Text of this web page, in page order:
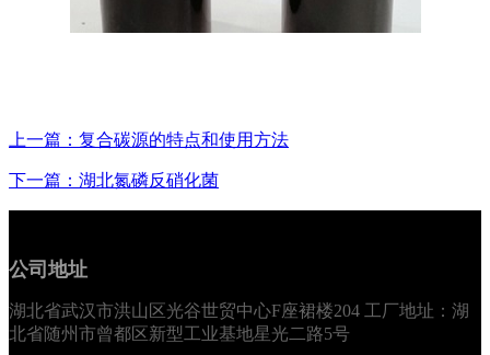
上一篇：复合碳源的特点和使用方法
下一篇：湖北氮磷反硝化菌
公司地址
湖北省武汉市洪山区光谷世贸中心F座裙楼204 工厂地址：湖
北省随州市曾都区新型工业基地星光二路5号